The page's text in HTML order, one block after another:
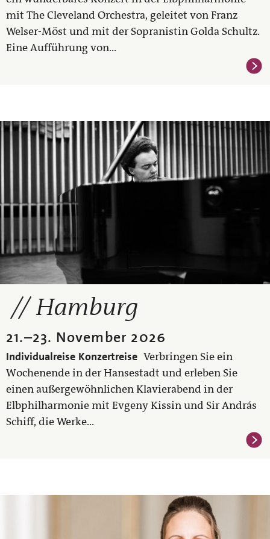
mit The Cleveland Orchestra, geleitet von Franz
Welser-Möst und mit der Sopranistin Golda Schultz.
Eine Aufführung von...
Hamburg
21.–23. November 2026
Individualreise Konzertreise Verbringen Sie ein
Wochenende in der Hansestadt und erleben Sie
einen außergewöhnlichen Klavierabend in der
Elbphilharmonie mit Evgeny Kissin und Sir András
Schiff, die Werke...